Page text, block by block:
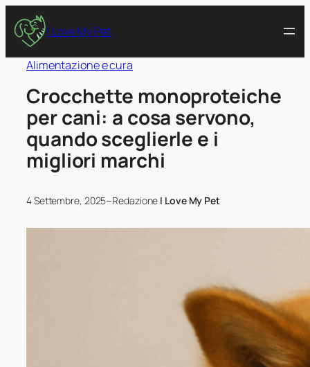
I Love My Pet
Alimentazione e cura
Crocchette monoproteiche
per cani: a cosa servono,
quando sceglierle e i
migliori marchi
4 Settembre, 2025–Redazione I Love My Pet